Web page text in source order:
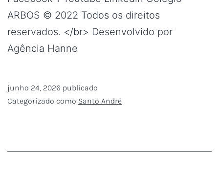
ARBOS © 2022 Todos os direitos
reservados. </br> Desenvolvido por
Agência Hanne
junho 24, 2026 publicado
Categorizado como Santo André